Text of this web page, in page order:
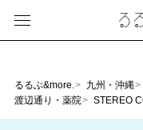
るるぶ&more. 九州・沖縄
渡辺通り・薬院
STEREO